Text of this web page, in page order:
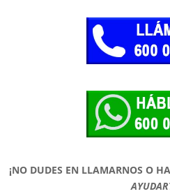
¡NO DUDES EN LLAMARNOS O